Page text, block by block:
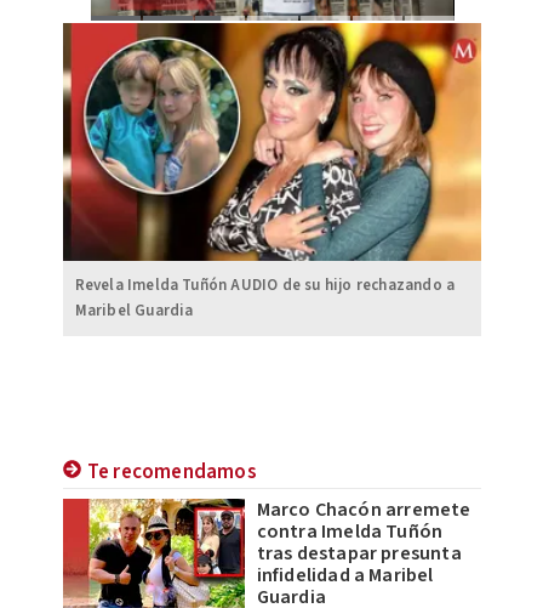
Revela Imelda Tuñón AUDIO de su hijo rechazando a
Maribel Guardia
Te recomendamos
Marco Chacón arremete
contra Imelda Tuñón
tras destapar presunta
infidelidad a Maribel
Guardia